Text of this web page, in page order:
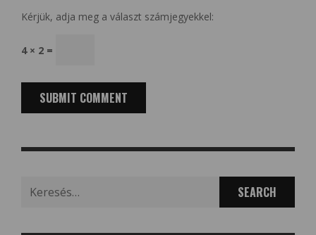
Kérjük, adja meg a választ számjegyekkel:
4 × 2 =
for: